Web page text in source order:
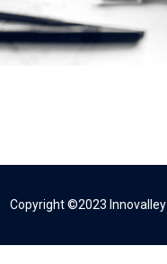
Copyright ©2023 Innovalley